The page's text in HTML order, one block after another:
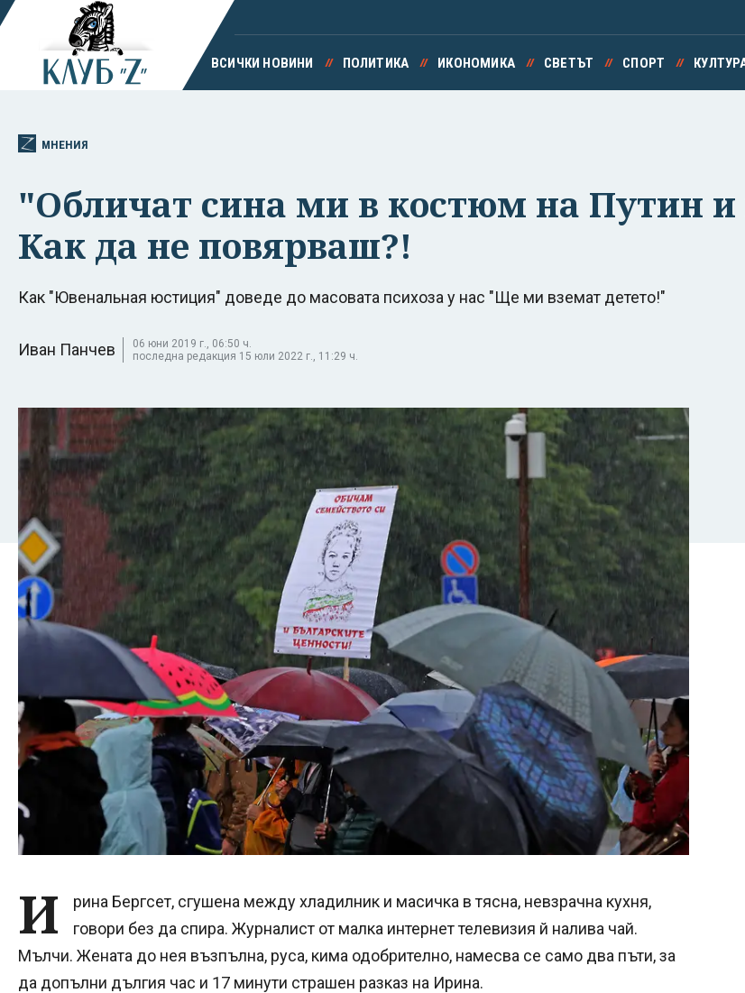
ВСИЧКИ НОВИНИ ПОЛИТИКА ИКОНОМИКА СВЕТЪТ СПОРТ
МНЕНИЯ
"Обличат сина ми в костюм на Путин и
Как да не повярваш?!
Как "Ювенальная юстиция" доведе до масовата психоза у нас "Ще ми вземат детето!"
Иван Панчев
06 юни 2019 г., 06:50 ч.
последна редакция 15 юли 2022 г., 11:29 ч.
И
рина Бергсет, сгушена между хладилник и масичка в тясна, невзрачна кухня,
говори без да спира. Журналист от малка интернет телевизия й налива чай.
Мълчи. Жената до нея възпълна, руса, кима одобрително, намесва се само два пъти, за
да допълни дългия час и 17 минути страшен разказ на Ирина.